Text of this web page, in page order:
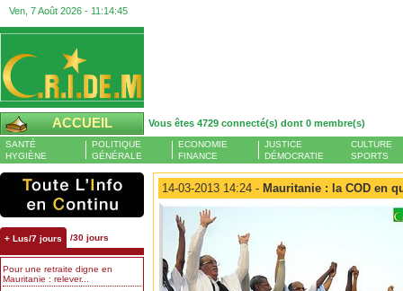
Ven, 7 Août 2026 - 11:14:46
ACCUEIL Vous êtes 4729 connecté(s) dont 0 membre(s)
SANTÉ
HYGIÈNE
POLITIQUE
GÉNÉRALE
ECONOMIE
FINANCE
JUSTICE
DÉMOCRATIE
CULTURE
SPORTS
+ Lus/7 jours /30 jours
Pour une retraite digne en
Mauritanie : relever...
14-03-2013 14:24 - Mauritanie : la COD en